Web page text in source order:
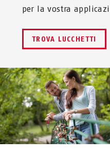
per la vostra
TROVA LUCCHETTI